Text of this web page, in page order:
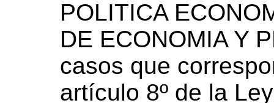
POLITICA
DE ECONOMIA Y
casos que
artículo 8º de la